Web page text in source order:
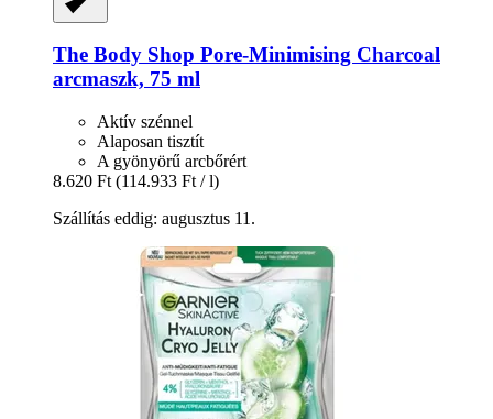
The Body Shop Pore-​Minimising Charcoal
arcmaszk, 75 ml
Aktív szénnel
Alaposan tisztít
A gyönyörű arcbőrért
8.620 Ft (114.933 Ft / l)
Szállítás eddig: augusztus 11.